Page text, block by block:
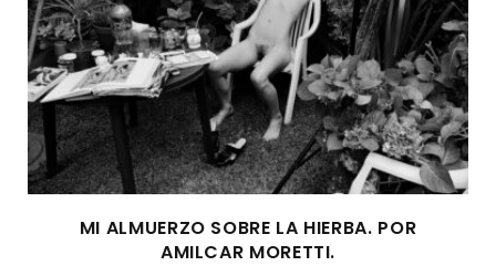
MI ALMUERZO SOBRE LA HIERBA. POR
AMILCAR MORETTI.